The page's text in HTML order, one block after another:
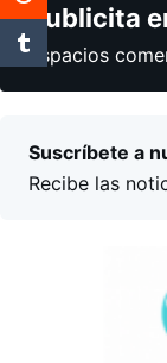
Publicita
Espacios
Suscríbete a
Recibe las